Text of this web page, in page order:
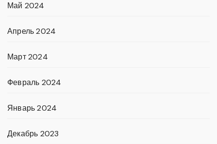
Май 2024
Апрель 2024
Март 2024
Февраль 2024
Январь 2024
Декабрь 2023